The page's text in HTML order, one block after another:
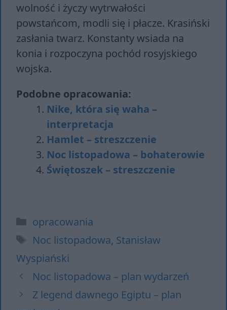
wolność i życzy wytrwałości
powstańcom, modli się i płacze. Krasiński
zasłania twarz. Konstanty wsiada na
konia i rozpoczyna pochód rosyjskiego
wojska.
Podobne opracowania:
Nike, która się waha –
interpretacja
Hamlet – streszczenie
Noc listopadowa – bohaterowie
Świętoszek – streszczenie
Kategorie
opracowania
Tagi
Noc listopadowa, Stanisław
Wyspiański
Noc listopadowa – plan wydarzeń
Z legend dawnego Egiptu – plan